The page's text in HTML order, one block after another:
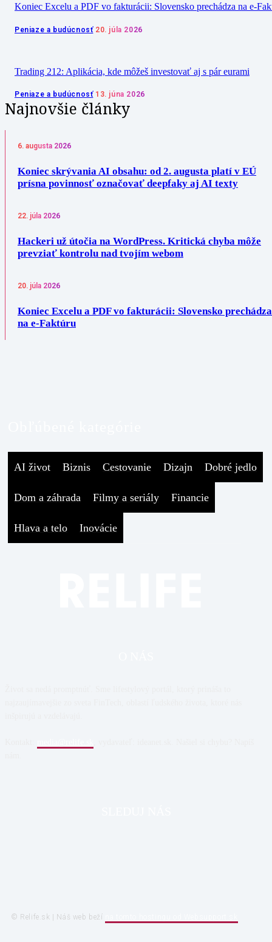
Koniec Excelu a PDF vo fakturácii: Slovensko prechádza na e-
Peniaze a budúcnosť 20. júla 2026
Trading 212: Aplikácia, kde môžeš investovať aj s pár eurami
Peniaze a budúcnosť 13. júna 2026
Najnovšie články
6. augusta 2026
Koniec skrývania AI obsahu: od 2. augusta platí v EÚ
prísna povinnosť označovať deepfaky aj AI texty
22. júla 2026
Hackeri už útočia na WordPress. Kritická chyba môže
prevziať kontrolu nad tvojím webom
20. júla 2026
Koniec Excelu a PDF vo fakturácii: Slovensko prechádza
na e-Faktúru
AI život Biznis Cestovanie Dizajn Dobré jedlo
Dom a záhrada Filmy a seriály Financie
Hlava a telo Inovácie
© Relife.sk | Náš web beží